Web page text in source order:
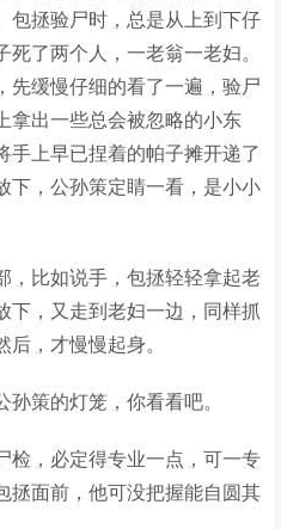
包拯验尸时，总是从上到下仔
了两个人，一老翁一老妇。
先缓慢仔细的看了一遍，验尸
拿出一些总会被忽略的小东
手上早已捏着的帕子摊开递了
下，公孙策定睛一看，是小小
，比如说手，包拯轻轻拿起老
下，又走到老妇一边，同样抓
，才慢慢起身。
策的灯笼，你看看吧。
检，必定得专业一点，可一专
拯面前，他可没把握能自圆其